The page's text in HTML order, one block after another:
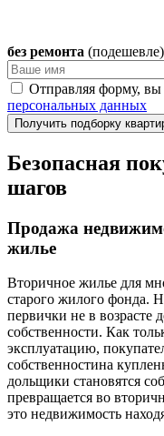
без ремонта (подешевле)
Отправляя форму, вы
персональных данных
Получить подборку
Безопасная
шагов
Продажа
жилье
Вторичное жилье для
старого жилого фонда.
первички не в возрасте
собственности. Как
эксплуатацию,
собственностина
дольщики становятся
превращается во
это недвижимость